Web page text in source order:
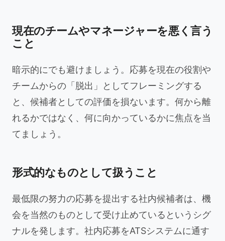
現在のチームやマネージャーを悪く言う
こと
暗示的にでも避けましょう。応募を現在の役割や
チームからの「脱出」としてフレーミングする
と、候補者としての評価を損ないます。何から離
れるかではなく、何に向かっているかに焦点を当
てましょう。
形式的なものとして扱うこと
最低限の努力の応募を提出する社内候補者は、機
会を当然のものとして受け止めているというシグ
ナルを発します。社内応募をATSシステムに通す